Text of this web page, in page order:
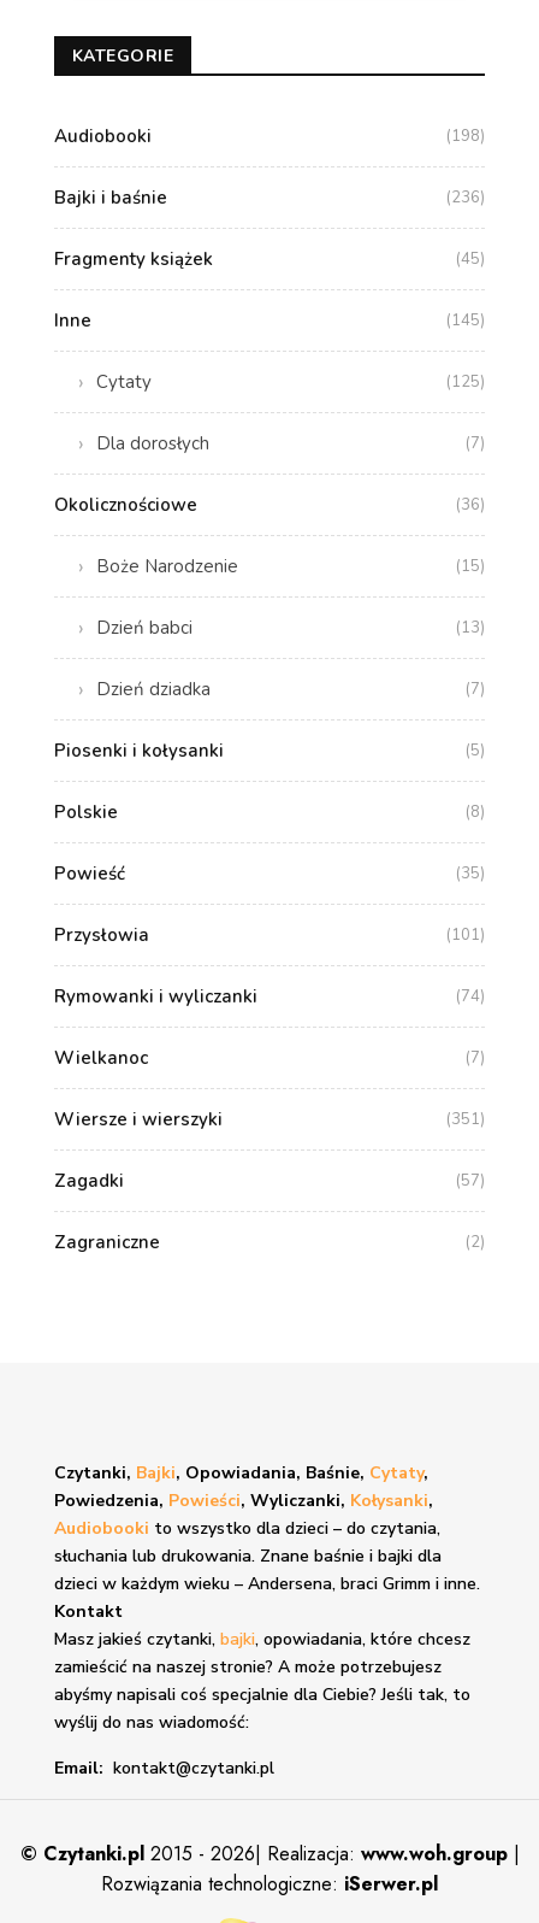
KATEGORIE
Audiobooki (198)
Bajki i baśnie (236)
Fragmenty książek (45)
Inne (145)
Cytaty (125)
Dla dorosłych (7)
Okolicznościowe (36)
Boże Narodzenie (15)
Dzień babci (13)
Dzień dziadka (7)
Piosenki i kołysanki (5)
Polskie (8)
Powieść (35)
Przysłowia (101)
Rymowanki i wyliczanki (74)
Wielkanoc (7)
Wiersze i wierszyki (351)
Zagadki (57)
Zagraniczne (2)
Czytanki, Bajki, Opowiadania, Baśnie, Cytaty,
Powiedzenia, Powieści, Wyliczanki, Kołysanki,
Audiobooki to wszystko dla dzieci – do czytania,
słuchania lub drukowania. Znane baśnie i bajkidla
dzieci w każdym wieku – Andersena, braci Grimm i inne.
Kontakt
Masz jakieś czytanki, bajki, opowiadania, które chcesz
zamieścić na naszej stronie? A może potrzebujesz
abyśmy napisali coś specjalnie dla Ciebie? Jeśli tak, to
wyślij do nas wiadomość:
Email: kontakt@czytanki.pl
© Czytanki.pl 2015 - 2026| Realizacja: www.woh.group |
Rozwiązania technologiczne: iSerwer.pl